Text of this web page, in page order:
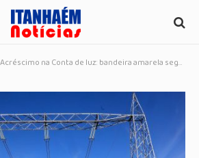
Acréscimo na Conta de luz: bandeira amarela segue em junho